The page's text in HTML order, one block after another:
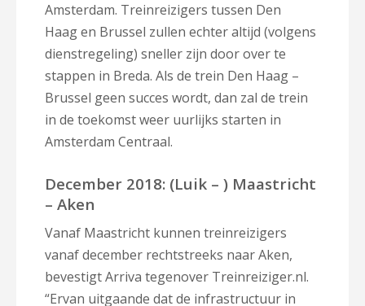
Amsterdam. Treinreizigers tussen Den
Haag en Brussel zullen echter altijd (volgens
dienstregeling) sneller zijn door over te
stappen in Breda. Als de trein Den Haag –
Brussel geen succes wordt, dan zal de trein
in de toekomst weer uurlijks starten in
Amsterdam Centraal.
December 2018: (Luik – ) Maastricht
– Aken
Vanaf Maastricht kunnen treinreizigers
vanaf december rechtstreeks naar Aken,
bevestigt Arriva tegenover Treinreiziger.nl.
“Ervan uitgaande dat de infrastructuur in